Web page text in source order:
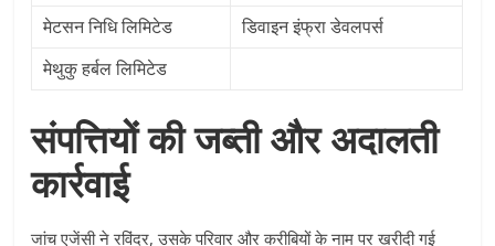
मेटसन निधि लिमिटेड
डिवाइन इंफ्रा डेवलपर्स
मेथुकु हर्बल लिमिटेड
संपत्तियों की जब्ती और अदालती
कार्रवाई
जांच एजेंसी ने रविंदर, उसके परिवार और करीबियों के नाम पर खरीदी गई